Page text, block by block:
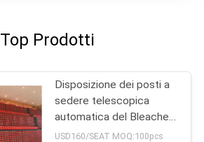
Top Prodotti
Disposizione dei posti a
sedere telescopica
automatica del Bleacher
dei semi
USD160/SEAT MOQ:100pcs